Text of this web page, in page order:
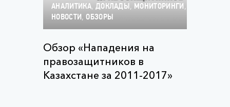
АНАЛИТИКА, ДОКЛАДЫ , МОНИТОРИНГИ ,
НОВОСТИ,ОБЗОРЫ
Обзор «Нападения на
правозащитников в
Казахстане за 2011-2017»